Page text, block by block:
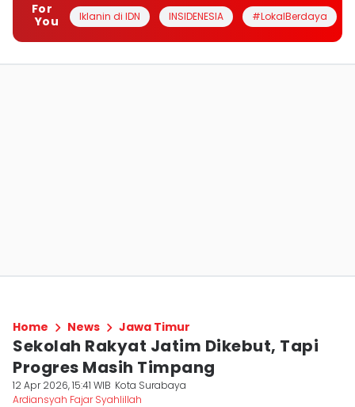
For
You
Iklanin di IDN INSIDENESIA #LokalBerdaya
Home News Jawa Timur
Sekolah Rakyat Jatim Dikebut, Tapi
Progres Masih Timpang
12 Apr 2026, 15:41 WIB Kota Surabaya
Ardiansyah Fajar Syahlillah